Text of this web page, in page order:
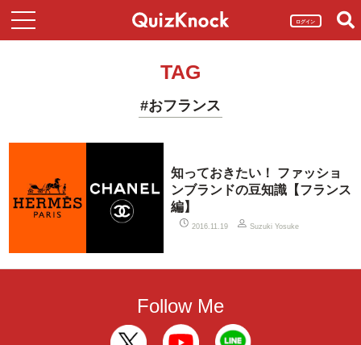
ログイン
TAG
#おフランス
知っておきたい！ ファッショ
ンブランドの豆知識【フランス
編】
2016.11.19 Suzuki Yosuke
Follow Me